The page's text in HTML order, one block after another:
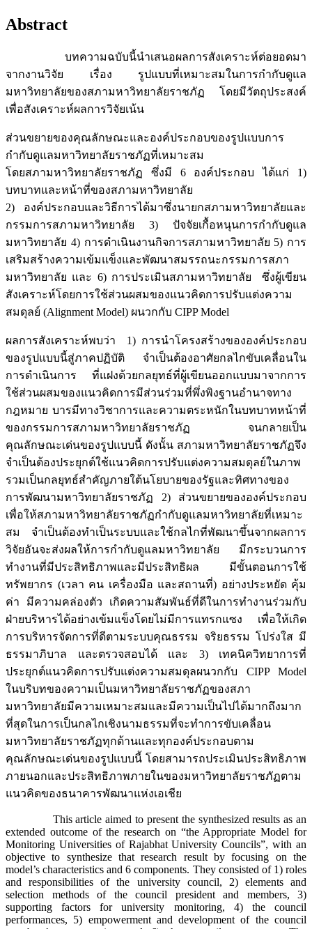
Abstract
บทความฉบับนี้นำเสนอผลการสังเคราะห์ต่อยอดมา
จากงานวิจัย เรื่อง รูปแบบที่เหมาะสมในการกำกับดูแล
มหาวิทยาลัยของสภามหาวิทยาลัยราชภัฏ โดยมีวัตถุประสงค์
เพื่อสังเคราะห์ผลการวิจัยเน้น
ส่วนขยายของคุณลักษณะและองค์ประกอบของรูปแบบการ
กำกับดูแลมหาวิทยาลัยราชภัฏที่เหมาะสม
โดยสภามหาวิทยาลัยราชภัฏ ซึ่งมี 6 องค์ประกอบ ได้แก่ 1)
บทบาทและหน้าที่ของสภามหาวิทยาลัย
2) องค์ประกอบและวิธีการได้มาซึ่งนายกสภามหาวิทยาลัยและ
กรรมการสภามหาวิทยาลัย 3) ปัจจัยเกื้อหนุนการกำกับดูแล
มหาวิทยาลัย 4) การดำเนินงานกิจการสภามหาวิทยาลัย 5) การ
เสริมสร้างความเข้มแข็งและพัฒนาสมรรถนะกรรมการสภา
มหาวิทยาลัย และ 6) การประเมินสภามหาวิทยาลัย ซึ่งผู้เขียน
สังเคราะห์โดยการใช้ส่วนผสมของแนวคิดการปรับแต่งความ
สมดุลย์ (Alignment Model) ผนวกกับ CIPP Model
ผลการสังเคราะห์พบว่า 1) การนำโครงสร้างขององค์ประกอบ
ของรูปแบบนี้สู่ภาคปฏิบัติ จำเป็นต้องอาศัยกลไกขับเคลื่อนใน
การดำเนินการ ที่แฝงด้วยกลยุทธ์ที่ผู้เขียนออกแบบมาจากการ
ใช้ส่วนผสมของแนวคิดการมีส่วนร่วมที่พึ่งพิงฐานอำนาจทาง
กฎหมาย บารมีทางวิชาการและความตระหนักในบทบาทหน้าที่
ของกรรมการสภามหาวิทยาลัยราชภัฏ จนกลายเป็น
คุณลักษณะเด่นของรูปแบบนี้ ดังนั้น สภามหาวิทยาลัยราชภัฏจึง
จำเป็นต้องประยุกต์ใช้แนวคิดการปรับแต่งความสมดุลย์ในภาพ
รวมเป็นกลยุทธ์สำคัญภายใต้นโยบายของรัฐและทิศทางของ
การพัฒนามหาวิทยาลัยราชภัฏ 2) ส่วนขยายขององค์ประกอบ
เพื่อให้สภามหาวิทยาลัยราชภัฏกำกับดูแลมหาวิทยาลัยที่เหมาะ
สม จำเป็นต้องทำเป็นระบบและใช้กลไกที่พัฒนาขึ้นจากผลการ
วิจัยอันจะส่งผลให้การกำกับดูแลมหาวิทยาลัย มีกระบวนการ
ทำงานที่มีประสิทธิภาพและมีประสิทธิผล มีขั้นตอนการใช้
ทรัพยากร (เวลา คน เครื่องมือ และสถานที่) อย่างประหยัด คุ้ม
ค่า มีความคล่องตัว เกิดความสัมพันธ์ที่ดีในการทำงานร่วมกับ
ฝ่ายบริหารได้อย่างเข้มแข็งโดยไม่มีการแทรกแซง เพื่อให้เกิด
การบริหารจัดการที่ดีตามระบบคุณธรรม จริยธรรม โปร่งใส มี
ธรรมาภิบาล และตรวจสอบได้ และ 3) เทคนิควิทยาการที่
ประยุกต์แนวคิดการปรับแต่งความสมดุลผนวกกับ CIPP Model
ในบริบทของความเป็นมหาวิทยาลัยราชภัฏของสภา
มหาวิทยาลัยมีความเหมาะสมและมีความเป็นไปได้มากถึงมาก
ที่สุดในการเป็นกลไกเชิงนามธรรมที่จะทำการขับเคลื่อน
มหาวิทยาลัยราชภัฏทุกด้านและทุกองค์ประกอบตาม
คุณลักษณะเด่นของรูปแบบนี้ โดยสามารถประเมินประสิทธิภาพ
ภายนอกและประสิทธิภาพภายในของมหาวิทยาลัยราชภัฏตาม
แนวคิดของธนาคารพัฒนาแห่งเอเชีย
This article aimed to present the synthesized results as an
extended outcome of the research on “the Appropriate Model for
Monitoring Universities of Rajabhat University Councils”, with an
objective to synthesize that research result by focusing on the
model’s characteristics and 6 components. They consisted of 1) roles
and responsibilities of the university council, 2) elements and
selection methods of the council president and members, 3)
supporting factors for university monitoring, 4) the council
performances, 5) empowerment and development of the council